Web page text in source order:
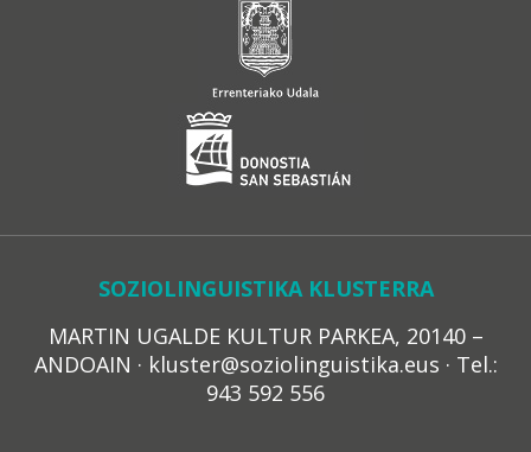
SOZIOLINGUISTIKA KLUSTERRA
MARTIN UGALDE KULTUR PARKEA, 20140 –
ANDOAIN · kluster@soziolinguistika.eus · Tel.:
943 592 556